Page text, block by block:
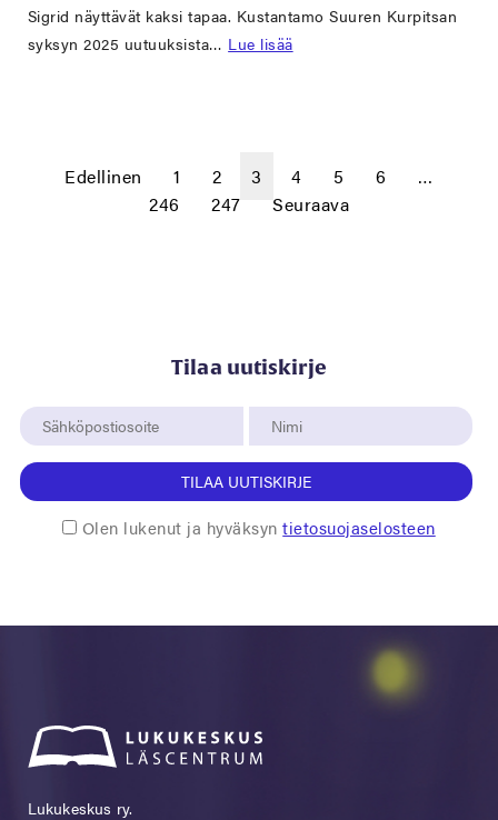
Sigrid näyttävät kaksi tapaa. Kustantamo Suuren Kurpitsan
syksyn 2025 uutuuksista… Lue lisää
Edellinen 1 2 3 4 5 6
…
246
247 Seuraava
Tilaa uutiskirje
TILAA UUTISKIRJE
Olen lukenut ja hyväksyntietosuojaselosteen
Lukukeskus ry.